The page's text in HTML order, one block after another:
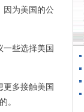
为美国的公
些选择美国
多接触美国
。